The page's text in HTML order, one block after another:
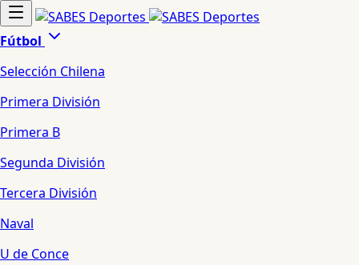
Fútbol
Selección Chilena
Primera División
Primera B
Segunda División
Tercera División
Naval
U de Conce